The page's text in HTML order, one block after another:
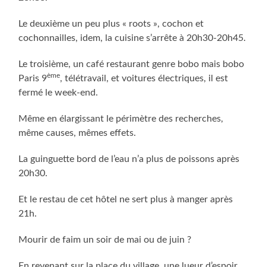
Le deuxième un peu plus « roots », cochon et
cochonnailles, idem, la cuisine s’arrête à 20h30-20h45.
Le troisième, un café restaurant genre bobo mais bobo
Paris 9ème, télétravail, et voitures électriques, il est
fermé le week-end.
Même en élargissant le périmètre des recherches,
même causes, mêmes effets.
La guinguette bord de l’eau n’a plus de poissons après
20h30.
Et le restau de cet hôtel ne sert plus à manger après
21h.
Mourir de faim un soir de mai ou de juin ?